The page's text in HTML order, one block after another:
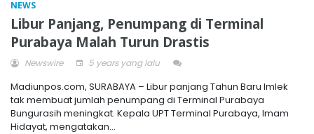
NEWS
Libur Panjang, Penumpang di Terminal
Purabaya Malah Turun Drastis
Newswire 5 years yang lalu
Madiunpos.com, SURABAYA – Libur panjang Tahun Baru Imlek
tak membuat jumlah penumpang di Terminal Purabaya
Bungurasih meningkat. Kepala UPT Terminal Purabaya, Imam
Hidayat, mengatakan...